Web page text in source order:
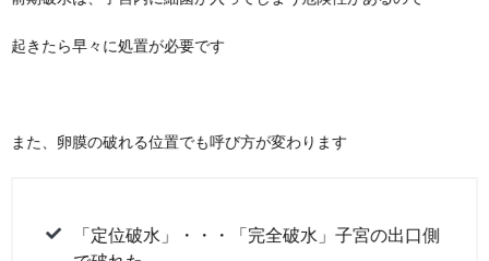
起きたら早々に処置が必要です
また、卵膜の破れる位置でも呼び方が変わります
「定位破水」・・・「完全破水」子宮の出口側